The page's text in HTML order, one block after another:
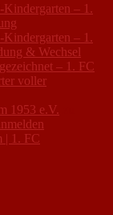
Kindergarten – 1.
Kindergarten – 1.
& Wechsel
– 1. FC
voller
1953 e.V.
| 1. FC